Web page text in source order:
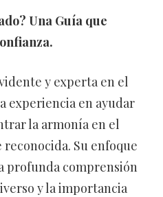
Una Guía que
y experta en el
experiencia en ayudar
la armonía en el
Su enfoque
profunda comprensión
y la importancia